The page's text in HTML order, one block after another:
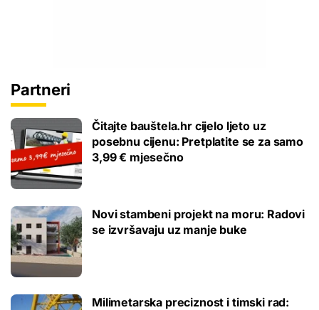
Partneri
Čitajte bauštela.hr cijelo ljeto uz
posebnu cijenu: Pretplatite se za samo
3,99 € mjesečno
Novi stambeni projekt na moru: Radovi
se izvršavaju uz manje buke
Milimetarska preciznost i timski rad: